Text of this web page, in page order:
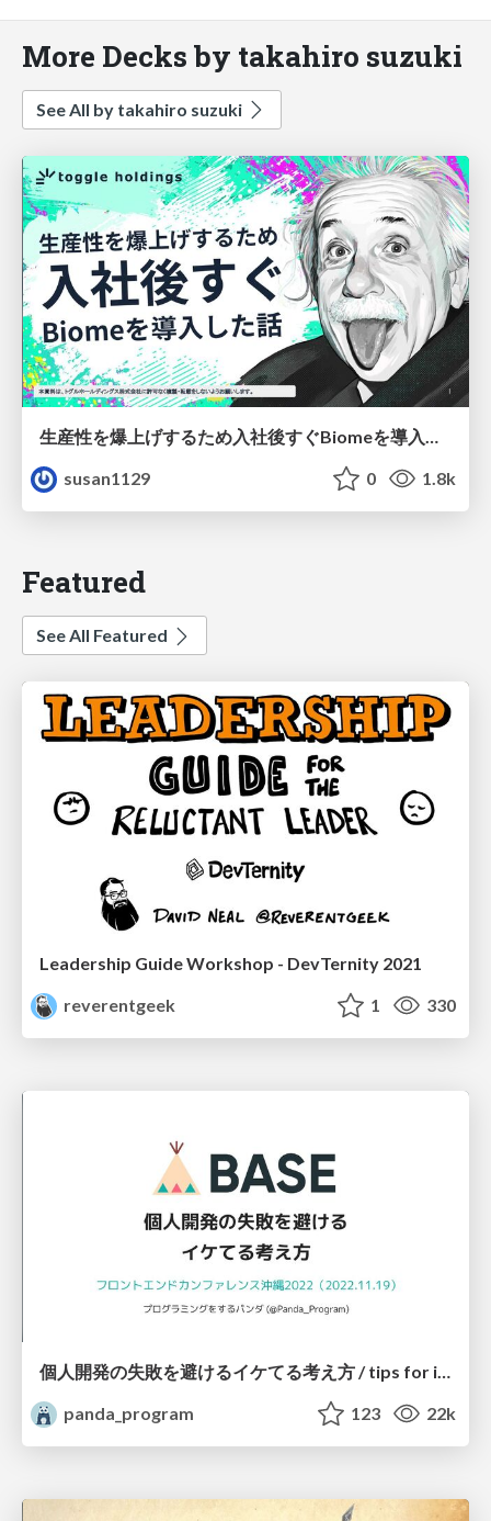
More Decks by takahiro suzuki
See All by takahiro suzuki
生産性を爆上げするため入社後すぐBiomeを導入した話
susan1129
0 1.8k
Featured
See All Featured
Leadership Guide Workshop - DevTernity 2021
reverentgeek
1 330
個人開発の失敗を避けるイケてる考え方 / tips for indie hackers
panda_program
123 22k